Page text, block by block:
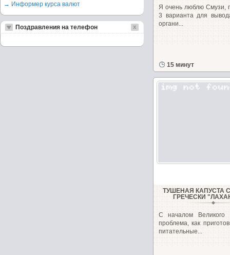
Я очень люблю Смузи,
3 варианта для
органи...
15 минут
ТУШЕНАЯ КАПУСТА
ГРЕЧЕСКИ
С началом Великого
проблема, как
питательные...
→ Информер курса валют
Поздравления на телефон